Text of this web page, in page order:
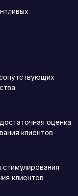
оценка
клиентов
клиентов